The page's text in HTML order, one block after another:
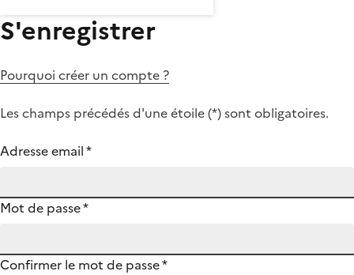
S'enregistrer
Pourquoi créer un compte ?
Les champs précédés d'une étoile (*) sont obligatoires.
Adresse email*
Mot de passe*
Confirmer le mot de passe*